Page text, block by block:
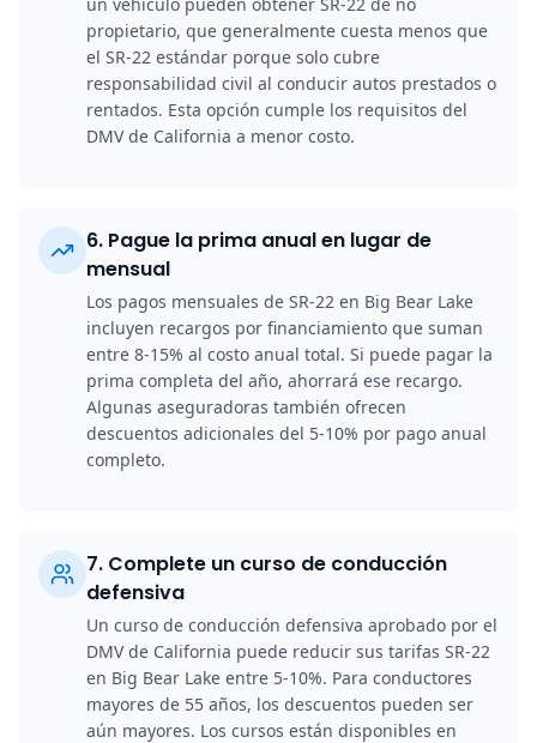
propietario, que generalmente cuesta menos que
el SR-22 estándar porque solo cubre
responsabilidad civil al conducir autos prestados o
rentados. Esta opción cumple los requisitos del
DMV de California a menor costo.
6. Pague la prima anual en lugar de
mensual
Los pagos mensuales de SR-22 en Big Bear Lake
incluyen recargos por financiamiento que suman
entre 8-15% al costo anual total. Si puede pagar la
prima completa del año, ahorrará ese recargo.
Algunas aseguradoras también ofrecen
descuentos adicionales del 5-10% por pago anual
completo.
7. Complete un curso de conducción
defensiva
Un curso de conducción defensiva aprobado por el
DMV de California puede reducir sus tarifas SR-22
en Big Bear Lake entre 5-10%. Para conductores
mayores de 55 años, los descuentos pueden ser
aún mayores. Los cursos están disponibles en